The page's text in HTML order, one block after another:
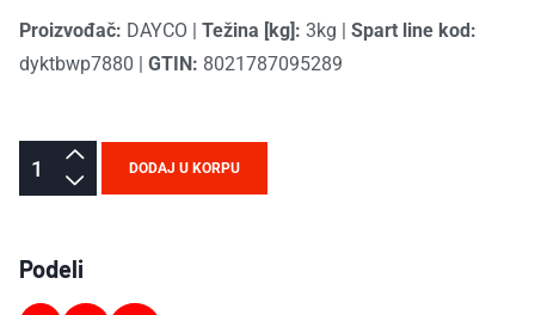
Proizvođač: DAYCO Težina [kg]: 3kg
Spart line kod:
dyktbwp7880
GTIN: 8021787095289
DODAJ U KORPU
Podeli